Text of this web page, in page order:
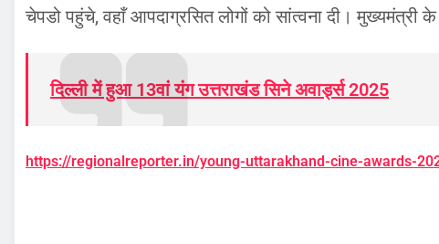
चेपडो पहुंचे, वहाँ आपदाग्रसित लोगों को सांत्वना दी।
दिल्ली में हुआ 13वां यंग उत्तराखंड सिने अवार्ड्स 2025
https://regionalreporter.in/young-uttarakhand-cine-awards-